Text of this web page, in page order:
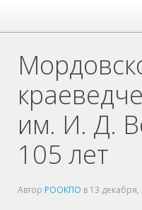
им. И. Д.
105 лет
Автор РООКПО в 13 декабря,